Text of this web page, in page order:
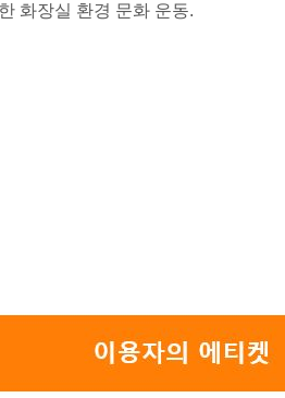
화장실 환경 문화 운동.